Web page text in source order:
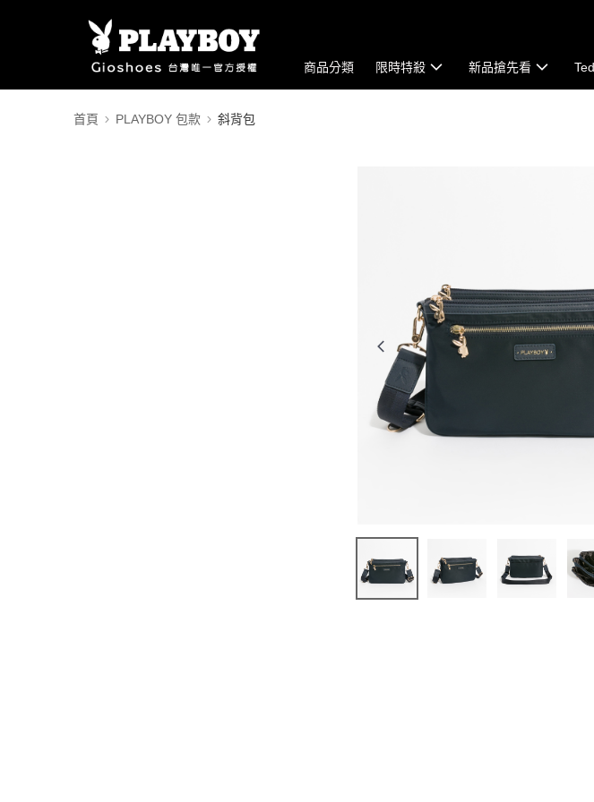
商品分類 限時特殺 新品搶先看
首頁 PLAYBOY 包款 斜背包